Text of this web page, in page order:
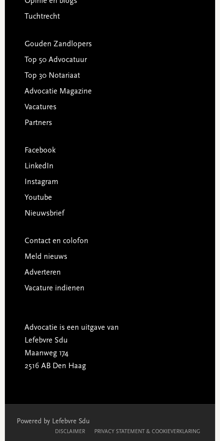
Tuchtrecht
Gouden Zandlopers
Top 50 Advocatuur
Top 30 Notariaat
Advocatie Magazine
Vacatures
Partners
Facebook
LinkedIn
Instagram
Youtube
Nieuwsbrief
Contact en colofon
Meld nieuws
Adverteren
Vacature indienen
Advocatie is een uitgave van
Lefebvre Sdu
Maanweg 174
2516 AB Den Haag
Powered by Lefebvre Sdu
DISCLAIMER PRIVACY STATEMENT & COOKIEVERKLARING